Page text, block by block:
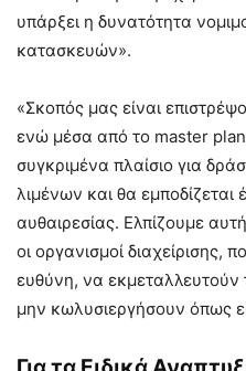
υπάρξει η δυνατότητα
κατασκευών».
«Σκοπός μας είναι
ενώ μέσα από το master
συγκριμένα πλαίσιο για
λιμένων και θα εμποδίζεται
αυθαιρεσίας. Ελπίζουμε
οι οργανισμοί διαχείρισης,
ευθύνη, να
μην κωλυσιεργήσουν όπως